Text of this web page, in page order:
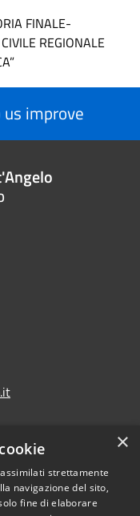
FINALE-
REGIONALE
improve
Whatsapp ×
strettamente
navigazione del sito,
fine di elaborare